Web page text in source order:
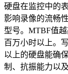
硬盘在监控中的
影响录像的流畅
型号。MTBF值
百万小时以上。
以上的硬盘能确
制、抗振能力以